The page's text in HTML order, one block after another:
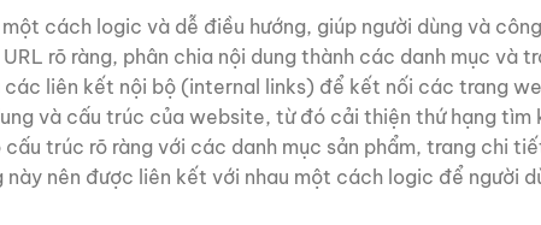
cách logic và dễ điều hướng, giúp người dùng và
rõ ràng, phân chia nội dung thành các danh mục và
liên kết nội bộ (internal links) để kết nối các trang
và cấu trúc của website, từ đó cải thiện thứ hạng tìm
trúc rõ ràng với các danh mục sản phẩm, trang chi
nên được liên kết với nhau một cách logic để người